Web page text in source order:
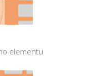
elementu